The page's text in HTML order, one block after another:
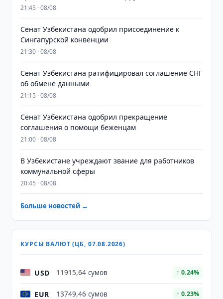
21:45 · 08/08
Сенат Узбекистана одобрил присоединение к
Сингапурской конвенции
21:30 · 08/08
Сенат Узбекистана ратифицировал соглашение СНГ
об обмене данными
21:15 · 08/08
Сенат Узбекистана одобрил прекращение
соглашения о помощи беженцам
21:00 · 08/08
В Узбекистане учреждают звание для работников
коммунальной сферы
20:45 · 08/08
Больше новостей →
КУРСЫ ВАЛЮТ (ЦБ, 07.08.2026)
USD 11915,64 сумов ↑ 0.24%
EUR 13749,46 сумов ↑ 0.23%